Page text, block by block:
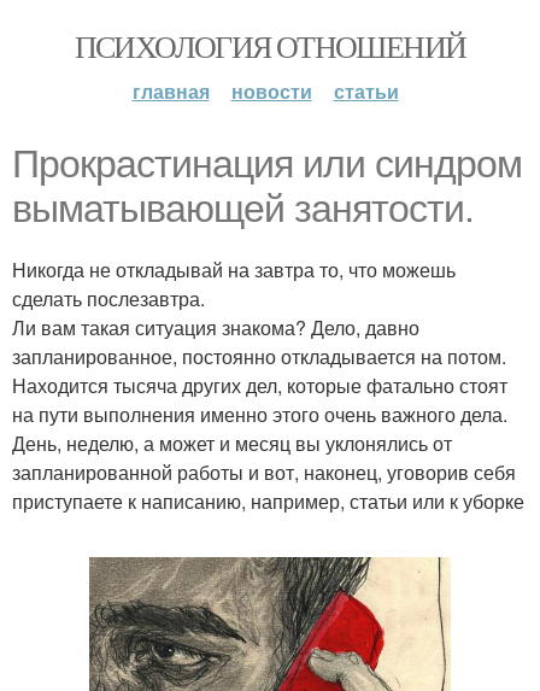
ПСИХОЛОГИЯ ОТНОШЕНИЙ
главная новости статьи
Прокрастинация или синдром
выматывающей занятости.
Никогда не откладывай на завтра то, что можешь
сделать послезавтра.
Ли вам такая ситуация знакома? Дело, давно
запланированное, постоянно откладывается на потом.
Находится тысяча других дел, которые фатально стоят
на пути выполнения именно этого очень важного дела.
День, неделю, а может и месяц вы уклонялись от
запланированной работы и вот, наконец, уговорив себя
приступаете к написанию, например, статьи или к уборке